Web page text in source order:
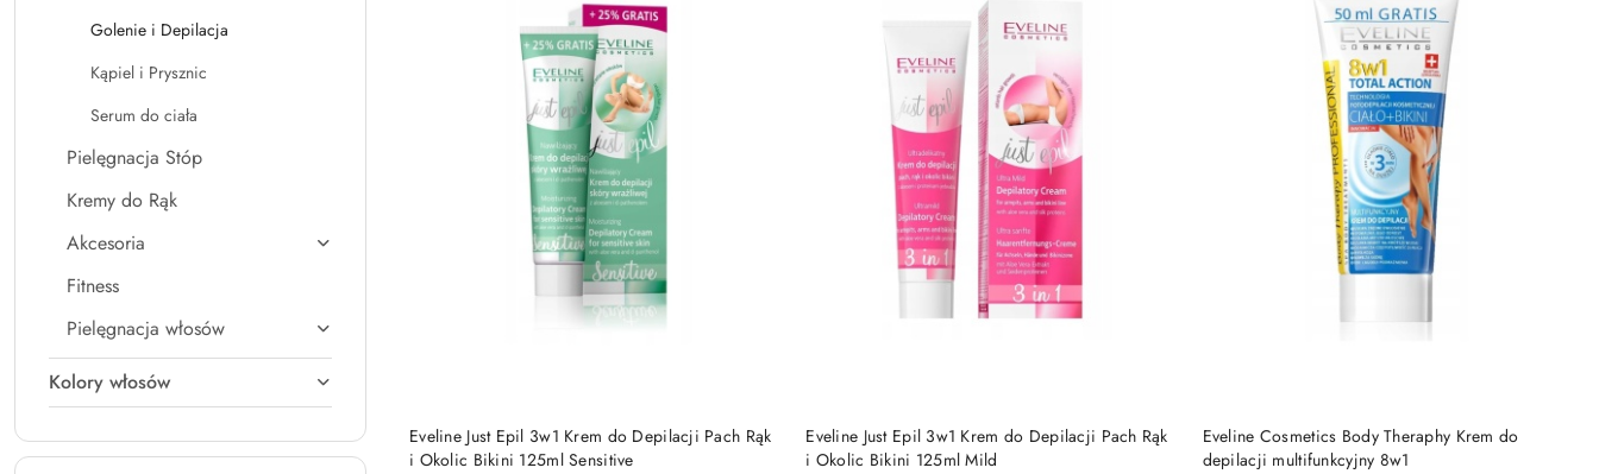
Golenie i Depilacja
Kąpiel i Prysznic
Serum do ciała
Pielęgnacja Stóp
Kremy do Rąk
Akcesoria
Fitness
Pielęgnacja włosów
Kolory włosów
Eveline Just Epil 3w1 Krem do Depilacji Pach Rąk
i Okolic Bikini 125ml Sensitive
DO KOSZYKA
Eveline Just Epil 3w1 Krem do Depilacji Pach Rąk
i Okolic Bikini 125ml Mild
DO KOSZYKA
Eveline Cosmetics Body Theraphy Krem do
depilacji multifunkcyjny 8w1
DO KOSZYKA